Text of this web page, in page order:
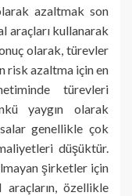
azaltmak son
araçları kullanarak
olarak, türevler
risk azaltma için en
türevleri
yaygın olarak
genellikle çok
düşüktür.
şirketler için
özellikle